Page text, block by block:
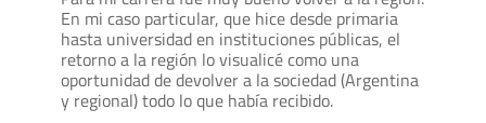
En mi caso particular, que hice desde primaria
hasta universidad en instituciones públicas, el
retorno a la región lo visualicé como una
oportunidad de devolver a la sociedad (Argentina
y regional) todo lo que había recibido.